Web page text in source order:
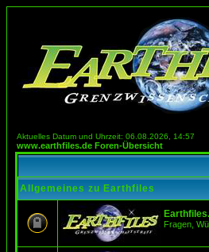
Aktuelles Datum und Uhrzeit: 06.08.2026, 14:57
www.earthfiles.de Foren-Übersicht
Allgemeines zu Earthfiles
Fragen,